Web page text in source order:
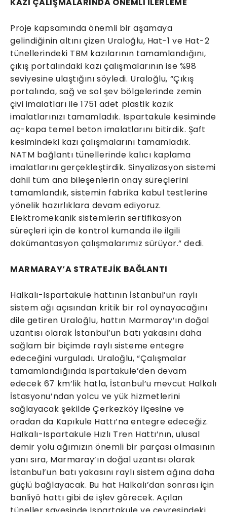
Proje kapsamında önemli bir aşamaya
gelindiğinin altını çizen Uraloğlu, Hat-1 ve Hat-2
tünellerindeki TBM kazılarının tamamlandığını,
çıkış portalındaki kazı çalışmalarının ise %98
seviyesine ulaştığını söyledi. Uraloğlu, “Çıkış
portalında, sağ ve sol şev bölgelerinde zemin
çivi imalatları ile 1751 adet plastik kazık
imalatlarınızı tamamladık. Ispartakule kesiminde
aç-kapa temel beton imalatlarını bitirdik. Şaft
kesimindeki kazı çalışmalarını tamamladık.
NATM bağlantı tünellerinde kalıcı kaplama
imalatlarını gerçekleştirdik. Sinyalizasyon sistemi
dahil tüm ana bileşenlerin onay süreçlerini
tamamlandık, sistemin fabrika kabul testlerine
yönelik hazırlıklara devam ediyoruz.
Elektromekanik sistemlerin sertifikasyon
süreçleri için de kontrol kumanda ile ilgili
dokümantasyon çalışmalarımız sürüyor.” dedi.
MARMARAY’A STRATEJİK BAĞLANTI
Halkalı-Ispartakule hattının İstanbul’un raylı
sistem ağı açısından kritik bir rol oynayacağını
dile getiren Uraloğlu, hattın Marmaray’ın doğal
uzantısı olarak İstanbul’un batı yakasını daha
sağlam bir biçimde raylı sisteme entegre
edeceğini vurguladı. Uraloğlu, “Çalışmalar
tamamlandığında Ispartakule’den devam
edecek 67 km’lik hatla, İstanbul’u mevcut Halkalı
İstasyonu’ndan yolcu ve yük hizmetlerini
sağlayacak şekilde Çerkezköy ilçesine ve
oradan da Kapıkule Hattı’na entegre edeceğiz.
Halkalı-Ispartakule Hızlı Tren Hattı’nın, ulusal
demir yolu ağımızın önemli bir parçası olmasının
yanı sıra, Marmaray’ın doğal uzantısı olarak
İstanbul’un batı yakasını raylı sistem ağına daha
güçlü bağlayacak. Bu hat Halkalı’dan sonrası için
banliyö hattı gibi de işlev görecek. Açılan